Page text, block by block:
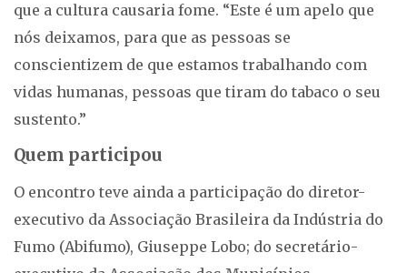
que a cultura causaria fome. “Este é um apelo que
nós deixamos, para que as pessoas se
conscientizem de que estamos trabalhando com
vidas humanas, pessoas que tiram do tabaco o seu
sustento.”
Quem participou
O encontro teve ainda a participação do diretor-
executivo da Associação Brasileira da Indústria do
Fumo (Abifumo), Giuseppe Lobo; do secretário-